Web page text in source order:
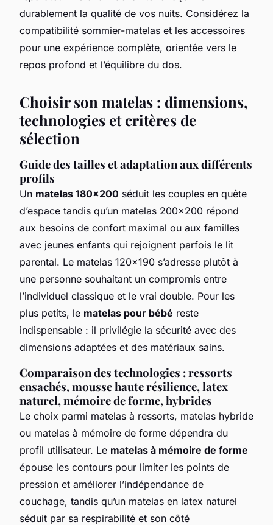
durablement la qualité de vos nuits. Considérez la
compatibilité sommier-matelas et les accessoires
pour une expérience complète, orientée vers le
repos profond et l’équilibre du dos.
Choisir son matelas : dimensions,
technologies et critères de
sélection
Guide des tailles et adaptation aux différents
profils
Un matelas 180x200 séduit les couples en quête
d’espace tandis qu’un matelas 200x200 répond
aux besoins de confort maximal ou aux familles
avec jeunes enfants qui rejoignent parfois le lit
parental. Le matelas 120x190 s’adresse plutôt à
une personne souhaitant un compromis entre
l’individuel classique et le vrai double. Pour les
plus petits, le matelas pour bébé reste
indispensable : il privilégie la sécurité avec des
dimensions adaptées et des matériaux sains.
Comparaison des technologies : ressorts
ensachés, mousse haute résilience, latex
naturel, mémoire de forme, hybrides
Le choix parmi matelas à ressorts, matelas hybride
ou matelas à mémoire de forme dépendra du
profil utilisateur. Le matelas à mémoire de forme
épouse les contours pour limiter les points de
pression et améliorer l’indépendance de
couchage, tandis qu’un matelas en latex naturel
séduit par sa respirabilité et son côté